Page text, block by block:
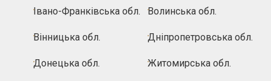
Івано-Франківська обл. Волинська обл.
Вінницька обл. Дніпропетровська обл.
Донецька обл. Житомирська обл.